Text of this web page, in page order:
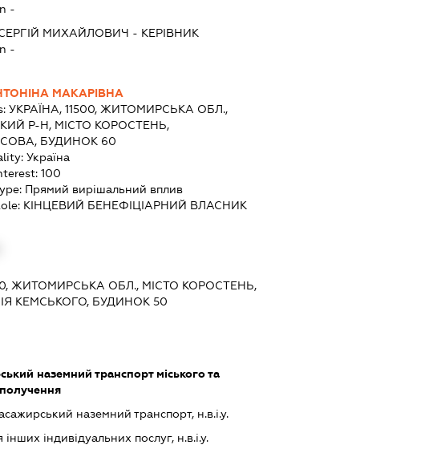
-
МИХАЙЛОВИЧ - КЕРІВНИК
-
МАКАРІВНА
УКРАЇНА, 11500, ЖИТОМИРСЬКА ОБЛ.,
Р-Н, МІСТО КОРОСТЕНЬ,
БУДИНОК 60
Україна
100
Прямий вирішальний вплив
КІНЦЕВИЙ БЕНЕФІЦІАРНИЙ ВЛАСНИК
ЖИТОМИРСЬКА ОБЛ., МІСТО КОРОСТЕНЬ,
КЕМСЬКОГО, БУДИНОК 50
наземний транспорт міського та
наземний транспорт, н.в.і.у.
індивідуальних послуг, н.в.і.у.